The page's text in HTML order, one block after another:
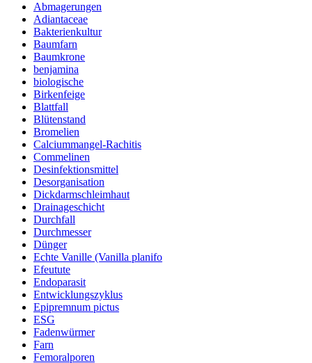
Abmagerungen
Adiantaceae
Bakterienkultur
Baumfarn
Baumkrone
benjamina
biologische
Birkenfeige
Blattfall
Blütenstand
Bromelien
Calciummangel-Rachitis
Commelinen
Desinfektionsmittel
Desorganisation
Dickdarmschleimhaut
Drainageschicht
Durchfall
Durchmesser
Dünger
Echte Vanille (Vanilla planifo
Efeutute
Endoparasit
Entwicklungszyklus
Epipremnum pictus
ESG
Fadenwürmer
Farn
Femoralporen